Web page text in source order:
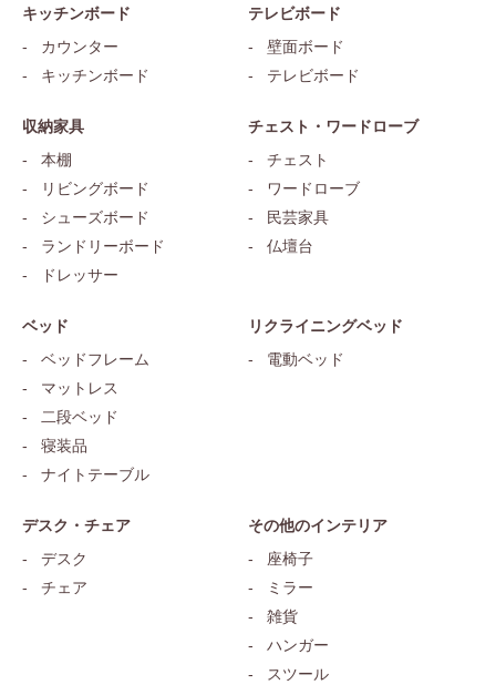
キッチンボード
カウンター
キッチンボード
テレビボード
壁面ボード
テレビボード
収納家具
本棚
リビングボード
シューズボード
ランドリーボード
ドレッサー
チェスト・ワードローブ
チェスト
ワードローブ
民芸家具
仏壇台
ベッド
ベッドフレーム
マットレス
二段ベッド
寝装品
ナイトテーブル
リクライニングベッド
電動ベッド
デスク・チェア
デスク
チェア
その他のインテリア
座椅子
ミラー
雑貨
ハンガー
スツール